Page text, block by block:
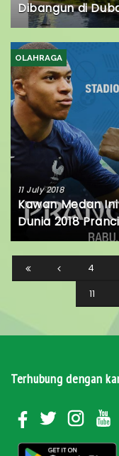
Dibangun di
OLAHRAGA
11 July 2018
Kawan Medan
Dunia 2018
4
11
Terhubung dengan